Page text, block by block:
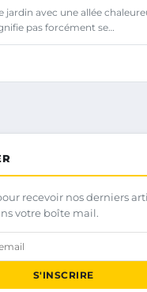
jardin avec une allée
pas forcément se…
recevoir nos derniers
votre boîte mail.
S'INSCRIRE